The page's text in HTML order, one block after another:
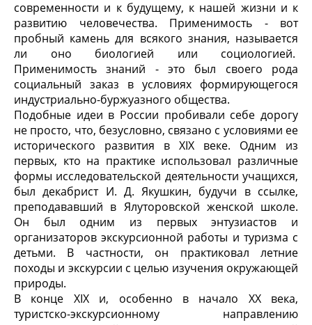
современности и к будущему, к нашей жизни и к
развитию человечества. Применимость - вот
пробный камень для всякого знания, называется
ли оно биологией или социологией.
Применимость знаний - это был своего рода
социальный заказ в условиях формирующегося
индустриально-буржуазного общества.
Подобные идеи в России пробивали себе дорогу
не просто, что, безусловно, связано с условиями ее
исторического развития в XIX веке. Одним из
первых, кто на практике использовал различные
формы исследовательской деятельности учащихся,
был декабрист И. Д. Якушкин, будучи в ссылке,
преподававший в Ялуторовской женской школе.
Он был одним из первых энтузиастов и
организаторов экскурсионной работы и туризма с
детьми. В частности, он практиковал летние
походы и экскурсии с целью изучения окружающей
природы.
В конце XIX и, особенно в начало XX века,
туристско-экскурсионному направлению